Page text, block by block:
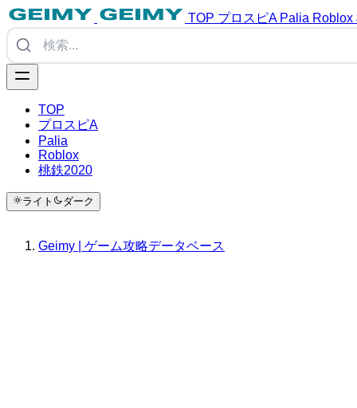
TOP プロスピA Palia Roblox
TOP
プロスピA
Palia
Roblox
桃鉄2020
ライト ダーク
Geimy | ゲーム攻略データベース